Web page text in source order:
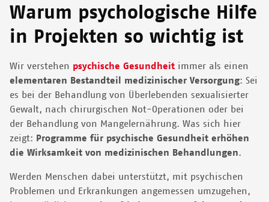
Warum psychologische Hilfe
in Projekten so wichtig ist
Wir verstehen psychische Gesundheit immer als einen
elementaren Bestandteil medizinischer Versorgung: Sei
es bei der Behandlung von Überlebenden sexualisierter
Gewalt, nach chirurgischen Not-Operationen oder bei
der Behandlung von Mangelernährung. Was sich hier
zeigt: Programme für psychische Gesundheit erhöhen
die Wirksamkeit von medizinischen Behandlungen.
Werden Menschen dabei unterstützt, mit psychischen
Problemen und Erkrankungen angemessen umzugehen,